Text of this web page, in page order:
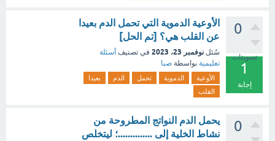
0
تصويتات
1
إجابة
الأوعية الدموية التي تحمل الدم بعيدا
عن القلب هي؟ [تم الحل]
سُئل نوفمبر 23، 2023 في تصنيف أسئلة
تعليمية بواسطة صبا
الأوعية الدموية تحمل الدم
بعيدا
القلب
0
يحمل الدم النواتج المطروحة من
نشاط الخلية إلى ..............؛ ليتخلص